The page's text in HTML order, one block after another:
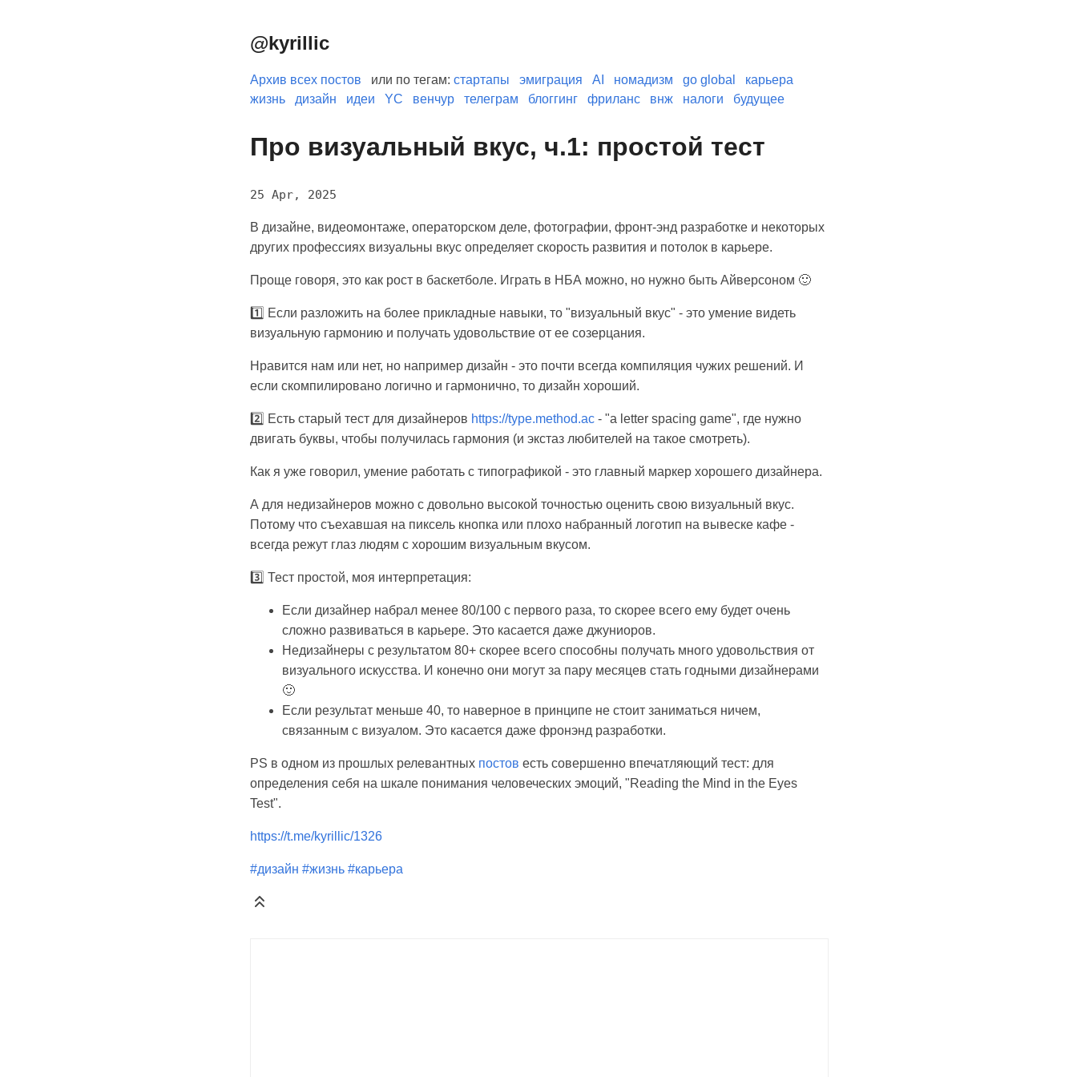
@kyrillic
Архив всех постов или по тегам: стартапы эмиграция AI номадизм go global
карьера
жизнь
дизайн идеи YC венчур телеграм блоггинг фриланс внж налоги будущее
Про визуальный вкус, ч.1: простой тест
25 Apr, 2025
В дизайне, видеомонтаже, операторском деле, фотографии, фронт-энд разработке и некоторых
других профессиях визуальны вкус определяет скорость развития и потолок в карьере.
Проще говоря, это как рост в баскетболе. Играть в НБА можно, но нужно быть Айверсоном 🙂
1️⃣ Если разложить на более прикладные навыки, то "визуальный вкус" - это умение видеть
визуальную гармонию и получать удовольствие от ее созерцания.
Нравится нам или нет, но например дизайн - это почти всегда компиляция чужих решений. И
если скомпилировано логично и гармонично, то дизайн хороший.
2️⃣ Есть старый тест для дизайнеров https://type.method.ac - "a letter spacing game", где нужно
двигать буквы, чтобы получилась гармония (и экстаз любителей на такое смотреть).
Как я уже говорил, умение работать с типографикой - это главный маркер хорошего дизайнера.
А для недизайнеров можно с довольно высокой точностью оценить свою визуальный вкус.
Потому что съехавшая на пиксель кнопка или плохо набранный логотип на вывеске кафе -
всегда режут глаз людям с хорошим визуальным вкусом.
3️⃣ Тест простой, моя интерпретация:
Если дизайнер набрал менее 80/100 с первого раза, то скорее всего ему будет очень
сложно развиваться в карьере. Это касается даже джуниоров.
Недизайнеры с результатом 80+ скорее всего способны получать много удовольствия от
визуального искусства. И конечно они могут за пару месяцев стать годными дизайнерами
🙂
Если результат меньше 40, то наверное в принципе не стоит заниматься ничем,
связанным с визуалом. Это касается даже фронэнд разработки.
PS в одном из прошлых релевантных постов есть совершенно впечатляющий тест: для
определения себя на шкале понимания человеческих эмоций, "Reading the Mind in the Eyes
Test".
https://t.me/kyrillic/1326
#дизайн #жизнь #карьера